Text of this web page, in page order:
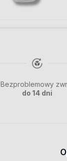
Bezproblemowy
do 14 dni